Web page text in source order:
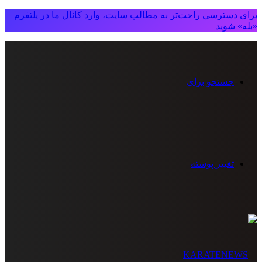
برای دسترسی راحت‌تر به مطالب سایت، وارد کانال ما در پلتفرم
«بله» شوید
جستجو برای
تغییر پوسته